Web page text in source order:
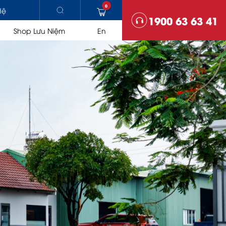
0
HẠ TẦNG
Trạm trộn bê tông nhựa
Lu
Máy rải
SO SÁNH
Shop Lưu Niệm En
1900 63 63 41